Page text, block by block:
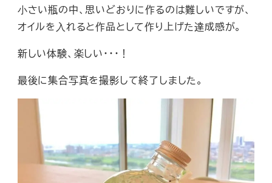
⼩さい瓶の中、思いどおりに作るのは難しいですが、
オイルを⼊れると作品として作り上げた達成感が。
新しい体験、楽しい・・・！
最後に集合写真を撮影して終了しました。